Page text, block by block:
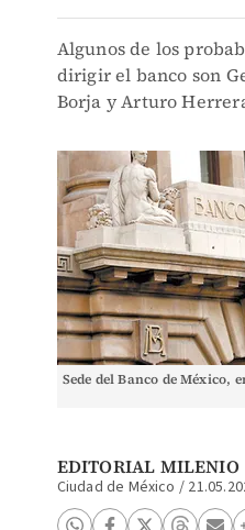
Algunos de los
dirigir el banco son
Borja y Arturo
Sede del Banco de México,
EDITORIAL MILENIO
Ciudad de México /